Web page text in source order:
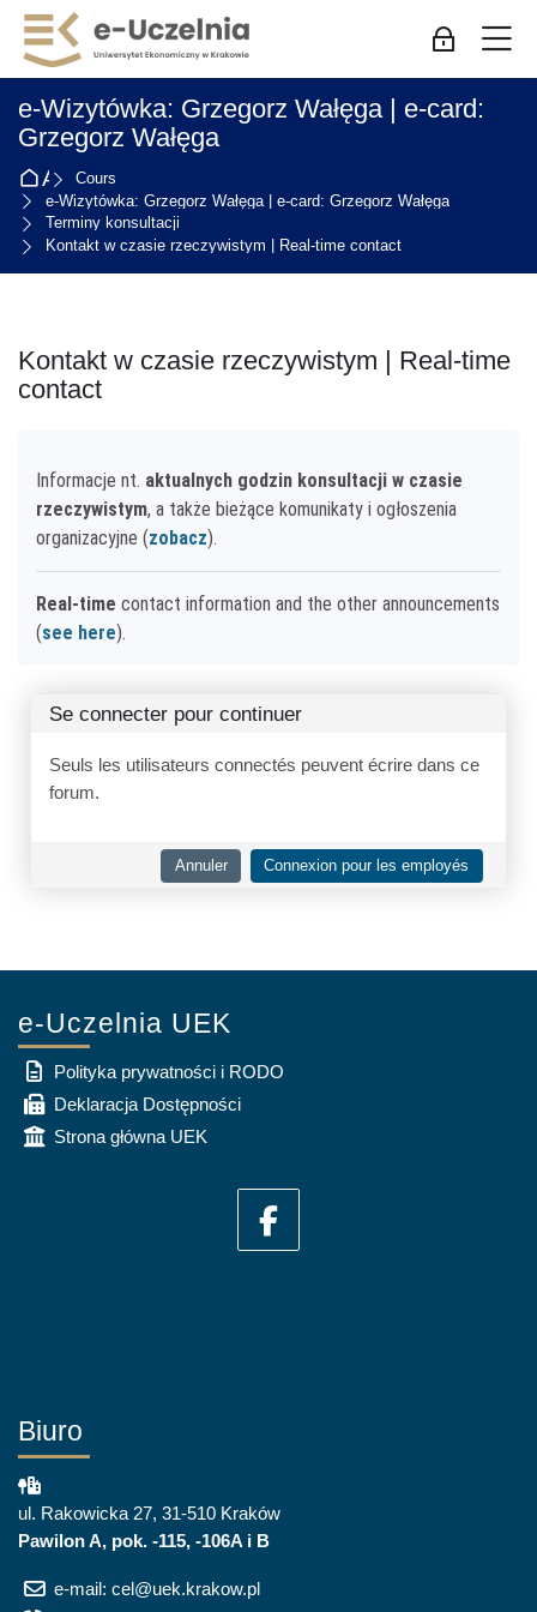
Skip to navigation
Skip to login form
Passer au contenu principal
Skip to accessibility options
Skip to footer
Skip accessibility options
Connexion
e-Wizytówka: Grzegorz Wałęga | e-card:
Grzegorz Wałęga
Accueil
Cours
e-Wizytówka: Grzegorz Wałęga | e-card: Grzegorz Wałęga
Terminy konsultacji
Kontakt w czasie rzeczywistym | Real-time contact
Kontakt w czasie rzeczywistym | Real-time
contact
Informacje nt. aktualnych godzin konsultacji w czasie
rzeczywistym, a także bieżące komunikaty i ogłoszenia
organizacyjne (zobacz).
Real-time contact information and the other announcements
(see here).
Se connecter pour continuer
Seuls les utilisateurs connectés peuvent écrire dans ce
forum.
Annuler Connexion pour les employés
e-Uczelnia UEK
Polityka prywatności i RODO
Deklaracja Dostępności
Strona główna UEK
Biuro
ul. Rakowicka 27, 31-510 Kraków
Pawilon A, pok. -115, -106A i B
e-mail: cel@uek.krakow.pl